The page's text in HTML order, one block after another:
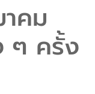
คม
ๆ ครั้ง